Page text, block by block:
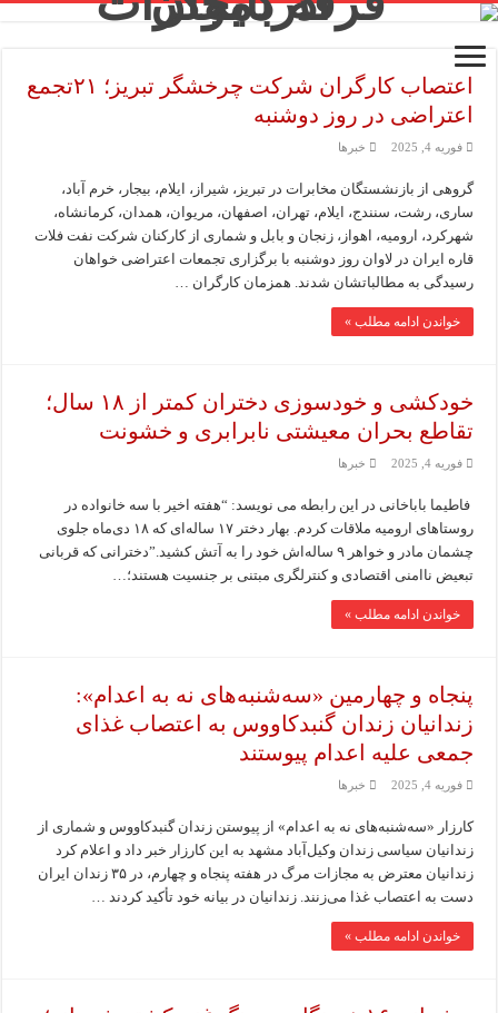
اعتصاب کارگران شرکت چرخشگر تبریز؛ ۲۱تجمع
اعتراضی در روز دوشنبه
فوریه 4, 2025 خبرها
گروهی از بازنشستگان مخابرات در تبریز، شیراز، ایلام، بیجار، خرم آباد،
ساری، رشت، سنندج، ایلام، تهران، اصفهان، مریوان، همدان، کرمانشاه،
شهرکرد، ارومیه، اهواز، زنجان و بابل و شماری از کارکنان شرکت نفت فلات
قاره ایران در لاوان روز دوشنبه با برگزاری تجمعات اعتراضی خواهان
رسیدگی به مطالباتشان شدند. همزمان کارگران …
خواندن ادامه مطلب »
خودکشی و خودسوزی دختران کمتر از ۱۸ سال؛
تقاطع بحران معیشتی نابرابری و خشونت
فوریه 4, 2025 خبرها
فاطیما باباخانی در این رابطه می نویسد: “هفته اخیر با سه خانواده در
روستاهای ارومیه ملاقات کردم. بهار دختر ۱۷ ساله‌ای که ۱۸ دی‌ماه جلوی
چشمان مادر و خواهر ۹ ساله‌اش خود را به آتش کشید.”دخترانی که قربانی
تبعیض ناامنی اقتصادی و کنترلگری مبتنی بر جنسیت هستند؛…
خواندن ادامه مطلب »
پنجاه و چهارمین «سه‌شنبه‌های نه به اعدام»:
زندانیان زندان گنبدکاووس به اعتصاب غذای
جمعی علیه اعدام پیوستند
فوریه 4, 2025 خبرها
کارزار «سه‌شنبه‌های نه به اعدام» از پیوستن زندان گنبدکاووس و شماری از
زندانیان سیاسی زندان وکیل‌آباد مشهد به این کارزار خبر داد و اعلام کرد
زندانیان معترض به مجازات مرگ در هفته پنجاه و چهارم، در ۳۵ زندان ایران
دست به اعتصاب غذا می‌زنند. زندانیان در بیانه خود تأکید کردند …
خواندن ادامه مطلب »